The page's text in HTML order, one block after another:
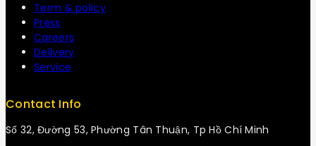
Term & policy
Press
Careers
Delivery
Service
Contact Info
Số 32, Đường 53, Phường Tân Thuận, Tp Hồ Chí Minh